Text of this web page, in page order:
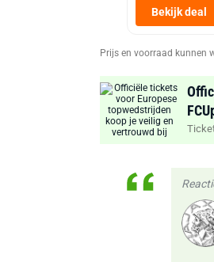
Bekijk deal
Prijs en voorraad kunnen